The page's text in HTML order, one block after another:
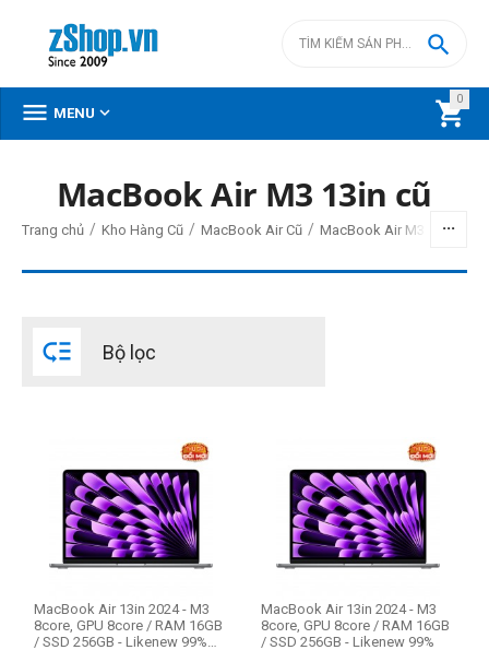
0


 MENU 
CPU Mac
Apple M3 8-core
RAM Mac
8GB
MacBook Air M3 13in cũ
Trang chủ / Kho Hàng Cũ / MacBook Air Cũ / MacBook Air M3 cũ /
 Bộ lọc
MacBook Air 13in 2024 - M3
8core, GPU 8core / RAM 16GB
/ SSD 256GB - Likenew 99%
MacBook Air 13in 2024 - M3
8core, GPU 8core / RAM 16GB
/ SSD 256GB - Likenew 99%